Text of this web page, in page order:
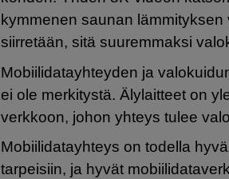
kymmenen saunan
siirretään, sitä suuremmaksi
Mobiilidatayhteyden ja
ei ole merkitystä. Älylaitteet on
verkkoon, johon yhteys tulee
Mobiilidatayhteys on todella
tarpeisiin, ja hyvät